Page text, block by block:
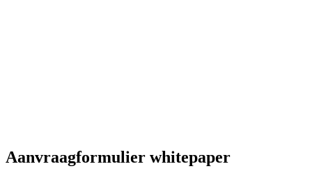
Aanvraagformulier whitepaper